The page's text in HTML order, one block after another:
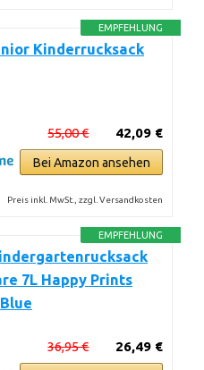
EMPFEHLUNG
Kinderrucksack
42,09 €
55,00 €
Bei Amazon ansehen
Preis inkl. MwSt., zzgl. Versandkosten
EMPFEHLUNG
7L Happy Prints
26,49 €
36,95 €